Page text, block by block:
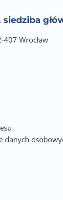
Wrocław
danych